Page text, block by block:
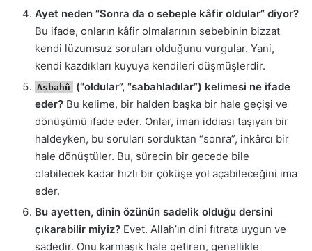
Ayet neden “Sonra da o sebeple kâfir oldular” diyor?
Bu ifade, onların kâfir olmalarının sebebinin bizzat
kendi lüzumsuz soruları olduğunu vurgular. Yani,
kendi kazdıkları kuyuya kendileri düşmüşlerdir.
Asbahû
(“oldular”, “sabahladılar”) kelimesi ne ifade
eder? Bu kelime, bir halden başka bir hale geçişi ve
dönüşümü ifade eder. Onlar, iman iddiası taşıyan bir
haldeyken, bu soruları sorduktan “sonra”, inkârcı bir
hale dönüştüler. Bu, sürecin bir gecede bile
olabilecek kadar hızlı bir çöküşe yol açabileceğini ima
eder.
Bu ayetten, dinin özünün sadelik olduğu dersini
çıkarabilir miyiz? Evet. Allah’ın dini fıtrata uygun ve
sadedir. Onu karmaşık hale getiren, genellikle